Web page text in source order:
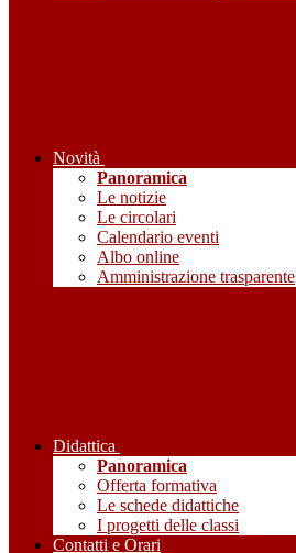
Novità
Panoramica
Le notizie
Le circolari
Calendario eventi
Albo online
Amministrazione trasparente
Didattica
Panoramica
Offerta formativa
Le schede didattiche
I progetti delle classi
Contatti e Orari